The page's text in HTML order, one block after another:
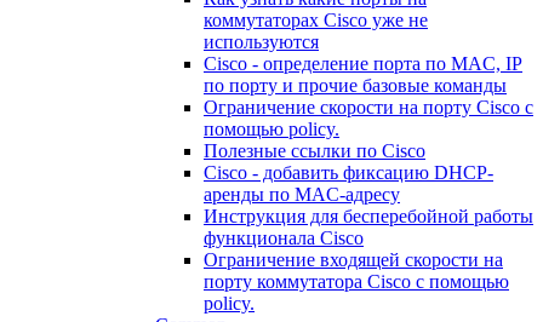
коммутаторах Cisco уже не
используются
Cisco - определение порта по MAC, IP
по порту и прочие базовые команды
Ограничение скорости на порту Cisco c
помощью policy.
Полезные ссылки по Cisco
Cisco - добавить фиксацию DHCP-
аренды по MAC-адресу
Инструкция для бесперебойной работы
функционала Cisco
Ограничение входящей скорости на
порту коммутатора Cisco c помощью
policy.